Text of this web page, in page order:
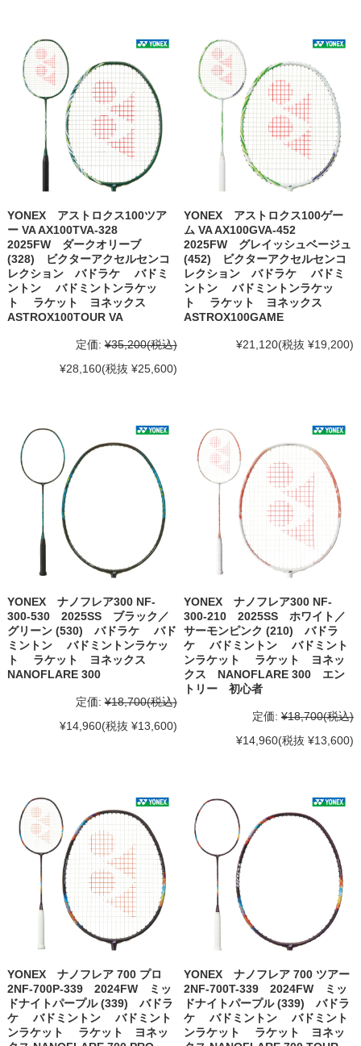
YONEX アストロクス100ツア
ー VA AX100TVA-328
2025FW ダークオリーブ
(328) ビクターアクセルセンコ
レクション バドラケ バドミ
ントン バドミントンラケッ
ト ラケット ヨネックス
ASTROX100TOUR VA
定価: ¥35,200(税込)
¥28,160(税抜 ¥25,600)
YONEX アストロクス100ゲー
ム VA AX100GVA-452
2025FW グレイッシュベージュ
(452) ビクターアクセルセンコ
レクション バドラケ バドミ
ントン バドミントンラケッ
ト ラケット ヨネックス
ASTROX100GAME
¥21,120(税抜 ¥19,200)
YONEX ナノフレア300 NF-
300-530 2025SS ブラック／
グリーン (530) バドラケ バド
ミントン バドミントンラケッ
ト ラケット ヨネックス
NANOFLARE 300
定価: ¥18,700(税込)
¥14,960(税抜 ¥13,600)
YONEX ナノフレア300 NF-
300-210 2025SS ホワイト／
サーモンピンク (210) バドラ
ケ バドミントン バドミント
ンラケット ラケット ヨネッ
クス NANOFLARE 300 エン
トリー 初心者
定価: ¥18,700(税込)
¥14,960(税抜 ¥13,600)
YONEX ナノフレア 700 プロ
2NF-700P-339 2024FW ミッ
ドナイトパープル (339) バドラ
ケ バドミントン バドミント
ンラケット ラケット ヨネッ
YONEX ナノフレア 700 ツアー
2NF-700T-339 2024FW ミッ
ドナイトパープル (339) バドラ
ケ バドミントン バドミント
ンラケット ラケット ヨネッ